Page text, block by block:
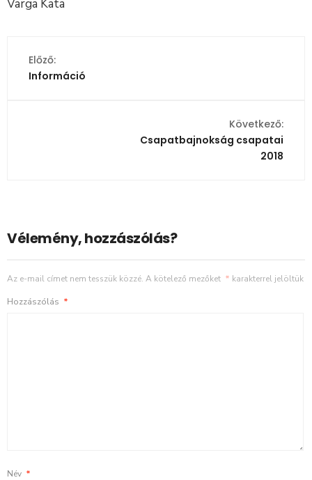
Varga Kata
Előző:
Információ
Következő:
Csapatbajnokság csapatai
2018
Vélemény, hozzászólás?
Az e-mail címet nem tesszük közzé. A kötelező mezőket * karakterrel jelöltük
Hozzászólás *
Név *